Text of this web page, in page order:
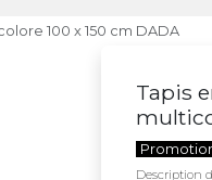
100 x 150 cm DADA
Tapis
Description